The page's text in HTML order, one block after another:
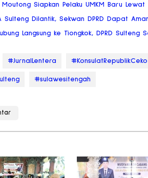
Moutong Siapkan Pelaku UMKM Baru
Sulteng Dilantik, Sekwan DPRD Dapat
Langsung ke Tiongkok, DPRD
#JurnalLentera #KonsulatRepublikCeko
#sulawesitengah